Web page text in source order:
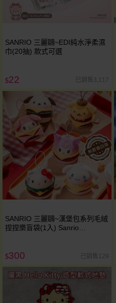
SANRIO 三麗鷗~EDI純水淨柔濕
巾(20抽) 款式可選
$22 已銷售3,117
SANRIO 三麗鷗~漢堡包系列毛絨
捏捏樂盲袋(1入) Sanrio
$300 已銷售129